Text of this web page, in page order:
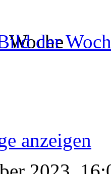
der
anzeigen